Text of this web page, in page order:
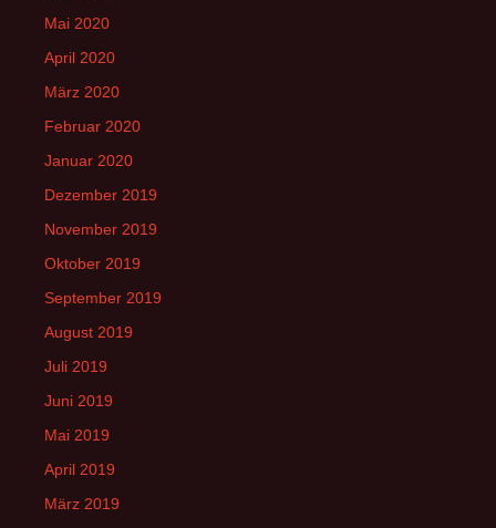
Mai 2020
April 2020
März 2020
Februar 2020
Januar 2020
Dezember 2019
November 2019
Oktober 2019
September 2019
August 2019
Juli 2019
Juni 2019
Mai 2019
April 2019
März 2019